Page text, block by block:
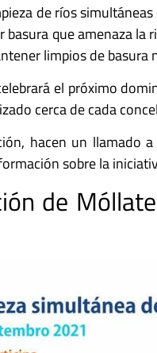
de ríos simultáneas
basura que amenaza
limpios de
el próximo
cerca de cada
hacen un llamado
sobre la
de